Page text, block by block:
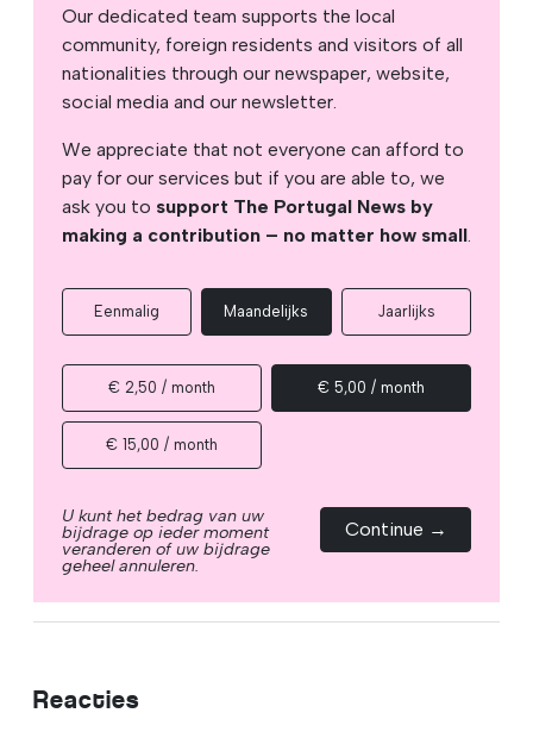
Our dedicated team supports the local
community, foreign residents and visitors of all
nationalities through our newspaper, website,
social media and our newsletter.
We appreciate that not everyone can afford to
pay for our services but if you are able to, we
ask you to support The Portugal News by
making a contribution – no matter how small.
Eenmalig Maandelijks Jaarlijks
€ 2,50 / month € 5,00 / month
€ 15,00 / month
U kunt het bedrag van uw
bijdrage op ieder moment
veranderen of uw bijdrage
geheel annuleren.
Continue →
Reacties